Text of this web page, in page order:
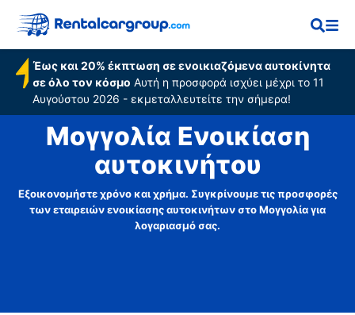
Έως και 20% έκπτωση σε ενοικιαζόμενα αυτοκίνητα
σε όλο τον κόσμο Αυτή η προσφορά ισχύει μέχρι το 11
Αυγούστου 2026 - εκμεταλλευτείτε την σήμερα!
Μογγολία Ενοικίαση
αυτοκινήτου
Εξοικονομήστε χρόνο και χρήμα. Συγκρίνουμε τις προσφορές
των εταιρειών ενοικίασης αυτοκινήτων στο Μογγολία για
λογαριασμό σας.